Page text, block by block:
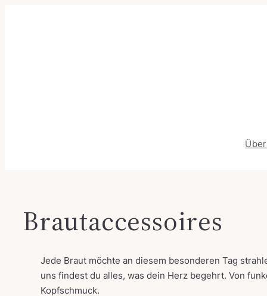
Brautaccessoires
Jede Braut möchte an diesem besonderen Tag
uns findest du alles, was dein Herz begehrt. Von
Kopfschmuck.